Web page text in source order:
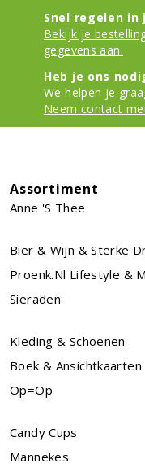
Snel regelen in
Bekijk je
gegevens aan.
Heb je ons
We helpen je
Neem contact
Assortiment
Anne 's Thee
Bier & Wijn & Sterke
Proenk.nl Lifestyle &
Sieraden
Kleding & Schoenen
Boek & Ansichtkaarten
Op=Op
Candy Cups
Mannekes